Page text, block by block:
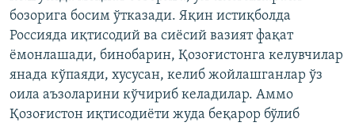
бозорига босим ўтказади. Яқин истиқболда
Россияда иқтисодий ва сиёсий вазият фақат
ёмонлашади, бинобарин, Қозоғистонга келувчилар
янада кўпаяди, хусусан, келиб жойлашганлар ўз
оила аъзоларини кўчириб келадилар. Аммо
Қозоғистон иқтисодиёти жуда беқарор бўлиб